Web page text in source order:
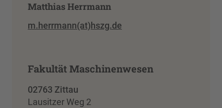
Matthias Herrmann
m.herrmann(at)hszg.de
Fakultät Maschinenwesen
02763 Zittau
Lausitzer Weg 2